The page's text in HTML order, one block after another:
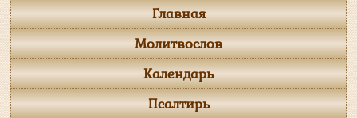
Главная
Молитвослов
Календарь
Псалтирь